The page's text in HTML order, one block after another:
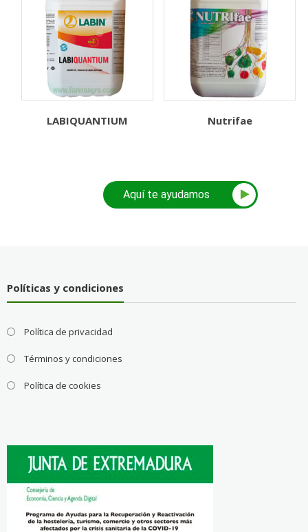
LABIQUANTIUM Nutrifae
Aquí te ayudamos
Políticas y condiciones
Política de privacidad
Términos y condiciones
Política de cookies